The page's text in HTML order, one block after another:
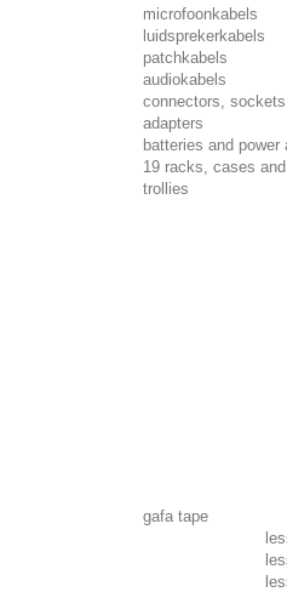
microfoonkabels
luidsprekerkabels
patchkabels
audiokabels
connectors,
adapters
batteries and power
19 racks, cases
trollies
gafa tape